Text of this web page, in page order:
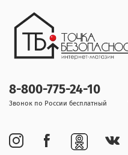
8-800-775-24-10
Звонок по России бесплатный